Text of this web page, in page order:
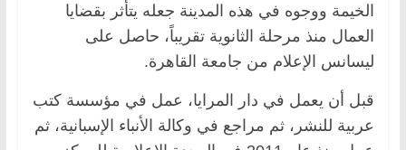
الخيمة ووجوه في هذه المدينة جعله يتأثر بقضايا
العمال منذ مرحلة الثانوية تقريباً، حاصل على
ليسانس الإعلام من جامعة القاهرة.
قبل أن يعمل في دار المرايا، عمل في مؤسسة كتب
عربية للنشر، ثم مراجع في وكالة الأنباء الإسبانية، ثم